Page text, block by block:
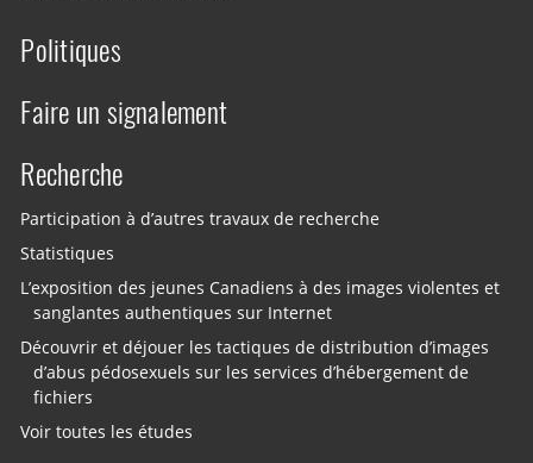
Politiques
Faire un signalement
Recherche
Participation à d’autres travaux de recherche
Statistiques
L’exposition des jeunes Canadiens à des images violentes et
sanglantes authentiques sur Internet
Découvrir et déjouer les tactiques de distribution d’images
d’abus pédosexuels sur les services d’hébergement de
fichiers
Voir toutes les études